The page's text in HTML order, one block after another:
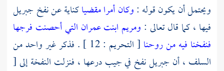
ويحتمل أن يكون قوله :وكان أمرا مقضياكناية عن نفخ جبريل
فيها ، كما قال تعالى : ومريم ابنت عمران التي أحصنت فرجها
فنفخنا فيه من روحنا
[ التحريم : 12 ] . فذكر غير واحد من
السلف ، أن جبريلنفخ في جيب درعها ، فنزلت النفخة إلى[